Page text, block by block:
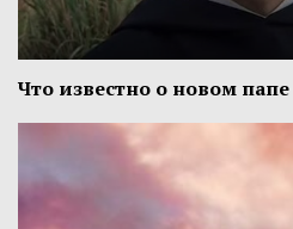
Что известно о новом